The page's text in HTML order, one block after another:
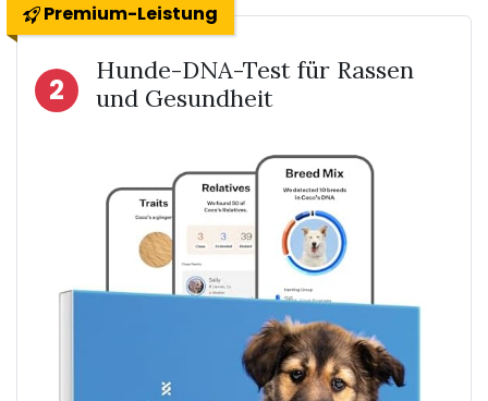
Premium-Leistung
2
Hunde-DNA-Test für Rassen
und Gesundheit